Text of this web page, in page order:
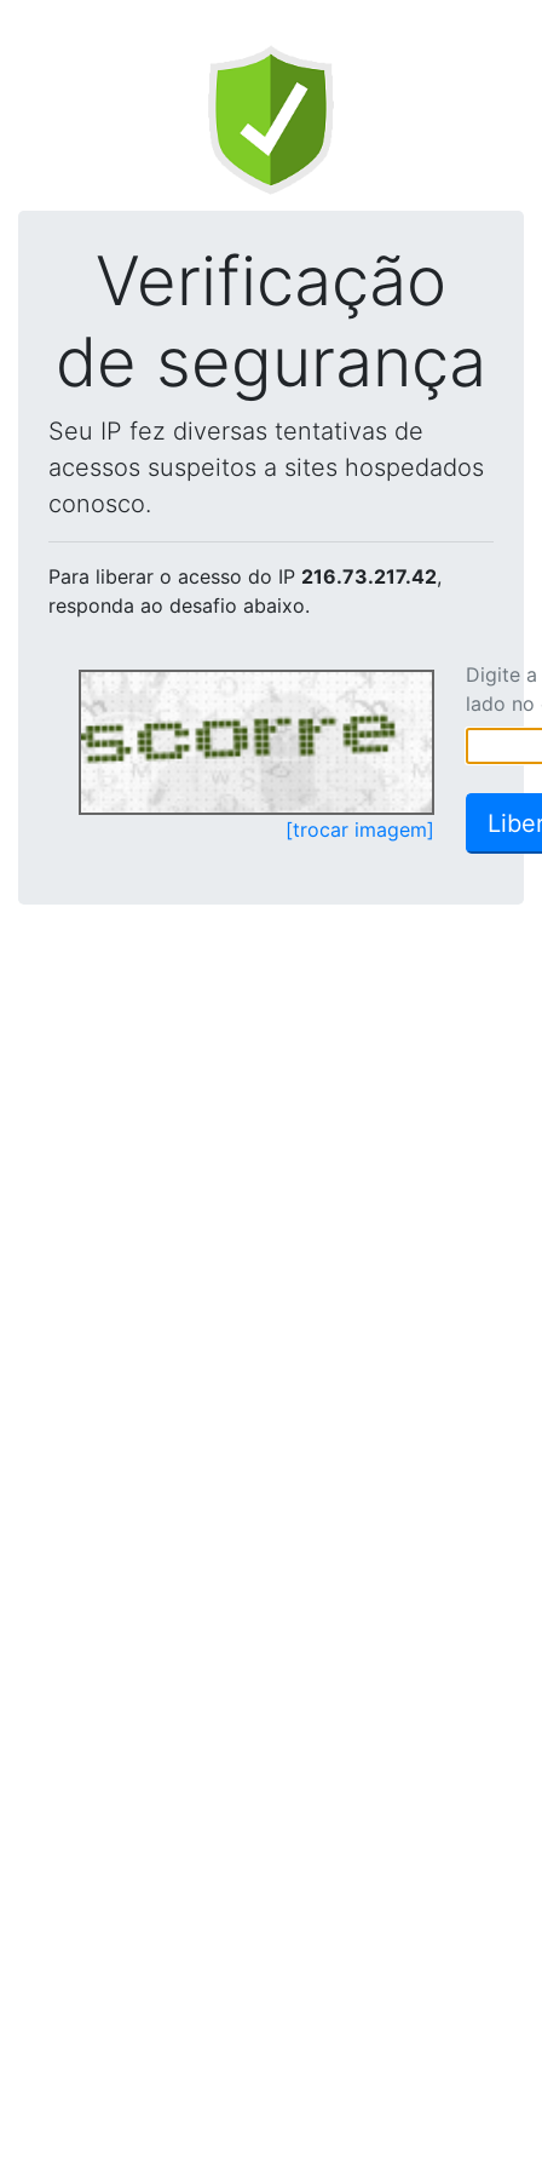
Verificação
de segurança
Seu IP fez diversas tentativas de
acessos suspeitos a sites hospedados
conosco.
Para liberar o acesso do IP 216.73.217.42,
responda ao desafio abaixo.
[trocar imagem]
Digite
lado no